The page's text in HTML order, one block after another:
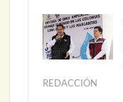
l
i
o
REDACCIÓN